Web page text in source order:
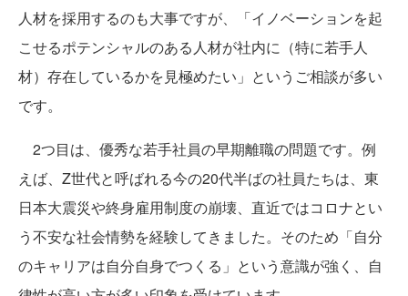
人材を採用するのも大事ですが、「イノベーションを起
こせるポテンシャルのある人材が社内に（特に若手人
材）存在しているかを見極めたい」というご相談が多い
です。
2つ目は、優秀な若手社員の早期離職の問題です。例
えば、Z世代と呼ばれる今の20代半ばの社員たちは、東
日本大震災や終身雇用制度の崩壊、直近ではコロナとい
う不安な社会情勢を経験してきました。そのため「自分
のキャリアは自分自身でつくる」という意識が強く、自